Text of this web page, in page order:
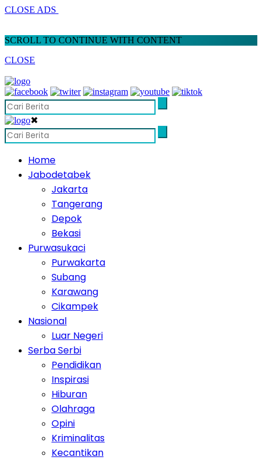
CLOSE ADS
SCROLL TO CONTINUE WITH CONTENT
CLOSE
✖
Home
Jabodetabek
Jakarta
Tangerang
Depok
Bekasi
Purwasukaci
Purwakarta
Subang
Karawang
Cikampek
Nasional
Luar Negeri
Serba Serbi
Pendidikan
Inspirasi
Hiburan
Olahraga
Opini
Kriminalitas
Kecantikan